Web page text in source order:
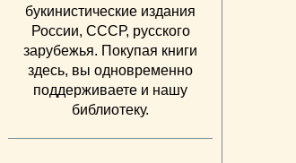
букинистические издания
России, СССР, русского
зарубежья. Покупая книги
здесь, вы одновременно
поддерживаете и нашу
библиотеку.